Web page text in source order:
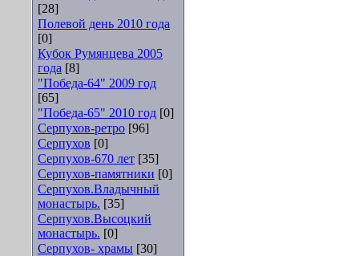
[28]
Полевой день 2010 года
[0]
Кубок Румянцева 2005
года [8]
"Победа-64" 2009 год
[65]
"Победа-65" 2010 год [0]
Серпухов-ретро [96]
Серпухов [0]
Серпухов-670 лет [35]
Серпухов-памятники [0]
Серпухов.Владычный
монастырь. [35]
Серпухов.Высоцкий
монастырь. [0]
Серпухов- храмы [30]